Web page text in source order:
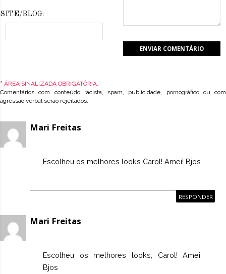
SITE/BLOG:
* ÁREA SINALIZADA OBRIGATÓRIA.
Comentários com conteúdo racista, spam, publicidade, pornográfico ou com
agressão verbal serão rejeitados.
Mari Freitas
Escolheu os melhores looks Carol! Amei! Bjos
RESPONDER
Mari Freitas
Escolheu os melhores looks, Carol! Amei.
Bjos